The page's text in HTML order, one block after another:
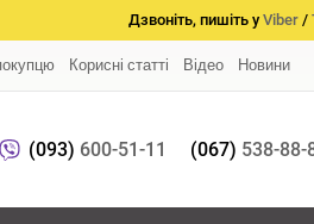
Дзвоніть, пишіть у Viber /
Корисні статті Відео Новини
(093) 600-51-11 (067) 538-88-